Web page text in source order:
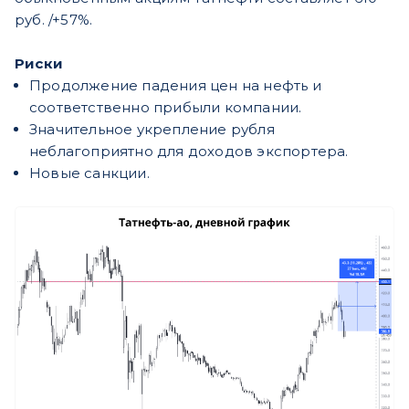
руб. /+57%.
Риски
Продолжение падения цен на нефть и
соответственно прибыли компании.
Значительное укрепление рубля
неблагоприятно для доходов экспортера.
Новые санкции.